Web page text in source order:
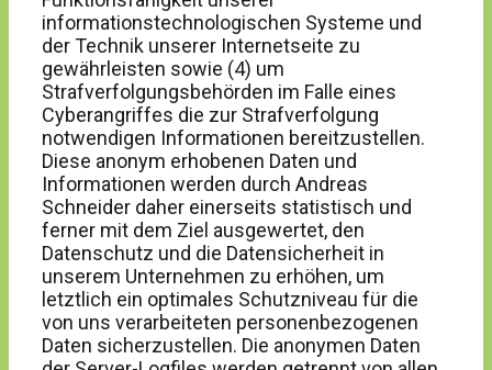
informationstechnologischen Systeme und
der Technik unserer Internetseite zu
gewährleisten sowie (4) um
Strafverfolgungsbehörden im Falle eines
Cyberangriffes die zur Strafverfolgung
notwendigen Informationen bereitzustellen.
Diese anonym erhobenen Daten und
Informationen werden durch Andreas
Schneider daher einerseits statistisch und
ferner mit dem Ziel ausgewertet, den
Datenschutz und die Datensicherheit in
unserem Unternehmen zu erhöhen, um
letztlich ein optimales Schutzniveau für die
von uns verarbeiteten personenbezogenen
Daten sicherzustellen. Die anonymen Daten